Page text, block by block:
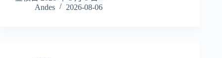
Andes
2026-08-06